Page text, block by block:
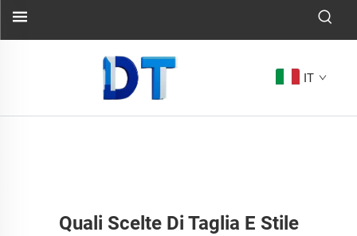
IT
Quali Scelte Di Taglia E Stile